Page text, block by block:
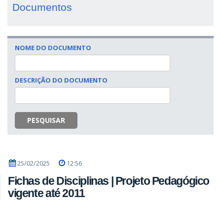
Documentos
NOME DO DOCUMENTO
DESCRIÇÃO DO DOCUMENTO
PESQUISAR
25/02/2025 12:56
Fichas de Disciplinas | Projeto Pedagógico
vigente até 2011